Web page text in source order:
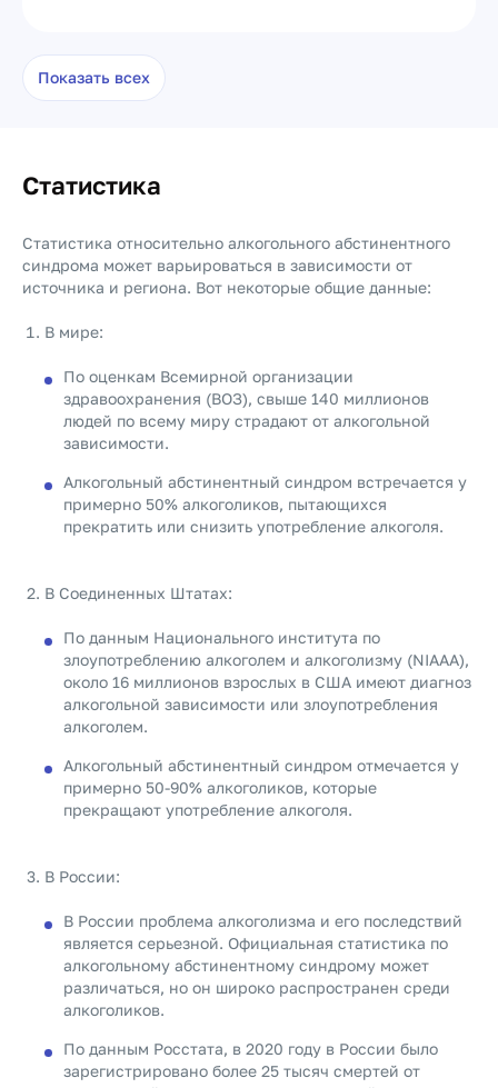
Показать всех
Статистика
Статистика относительно алкогольного абстинентного
синдрома может варьироваться в зависимости от
источника и региона. Вот некоторые общие данные:
В мире:
По оценкам Всемирной организации
здравоохранения (ВОЗ), свыше 140 миллионов
людей по всему миру страдают от алкогольной
зависимости.
Алкогольный абстинентный синдром встречается у
примерно 50% алкоголиков, пытающихся
прекратить или снизить употребление алкоголя.
В Соединенных Штатах:
По данным Национального института по
злоупотреблению алкоголем и алкоголизму (NIAAA),
около 16 миллионов взрослых в США имеют диагноз
алкогольной зависимости или злоупотребления
алкоголем.
Алкогольный абстинентный синдром отмечается у
примерно 50-90% алкоголиков, которые
прекращают употребление алкоголя.
В России:
В России проблема алкоголизма и его последствий
является серьезной. Официальная статистика по
алкогольному абстинентному синдрому может
различаться, но он широко распространен среди
алкоголиков.
По данным Росстата, в 2020 году в России было
зарегистрировано более 25 тысяч смертей от